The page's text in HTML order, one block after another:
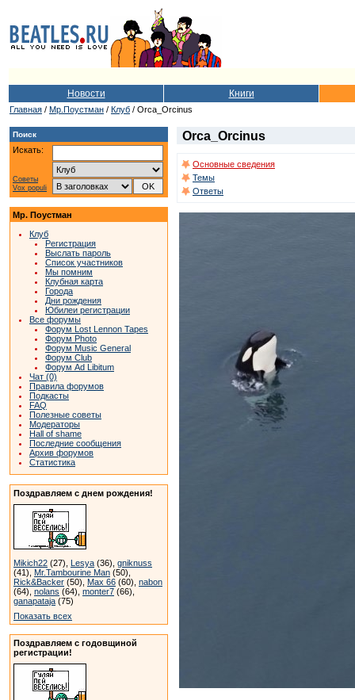
Новости Книги
Главная / Мр.Поустман / Клуб / Orca_Orcinus
Поиск
Искать:
Советы
Vox populi
Мр. Поустман
Клуб
Регистрация
Выслать пароль
Список участников
Мы помним
Клубная карта
Города
Дни рождения
Юбилеи регистрации
Все форумы
Форум Lost Lennon Tapes
Форум Photo
Форум Music General
Форум Club
Форум Ad Libitum
Чат (0)
Правила форумов
Подкасты
FAQ
Полезные советы
Модераторы
Hall of shame
Последние сообщения
Архив форумов
Статистика
Поздравляем с днем рождения!
Mikich22 (27), Lesya (36), gniknuss
(41), Mr.Tambourine Man (50),
Rick&Backer (50), Max 66 (60), nabon
(64), nolans (64), monter7 (66),
ganapataja (75)
Показать всех
Поздравляем с годовщиной
регистрации!
Orca_Orcinus
Основные сведения
Темы
Ответы